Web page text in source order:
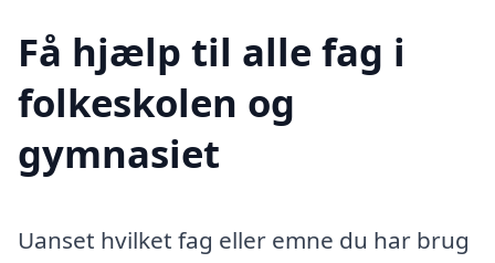
Få hjælp til alle fag i
folkeskolen og
gymnasiet
Uanset hvilket fag eller emne du har brug